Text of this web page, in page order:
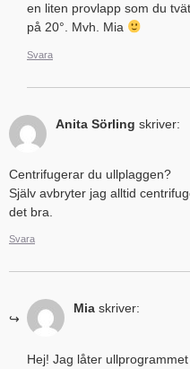
en liten provlapp som du
på 20°. Mvh. Mia
Svara
Anita Sörling skriver:
Centrifugerar du ullplaggen?
Själv avbryter jag alltid
det bra.
Svara
Mia skriver:
Hej! Jag låter